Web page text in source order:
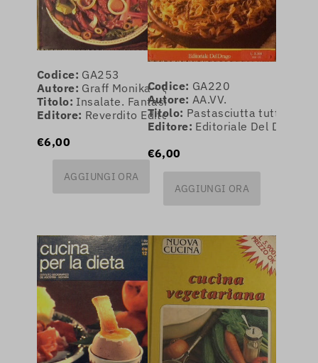
Codice: GA253
Autore: Graff Monika - Querini Dario
Titolo: Insalate. Fantasie in cucina
Editore: Reverdito Editore
€6,00
AGGIUNGI ORA
Codice: GA220
Autore: AA.VV.
Titolo: Pastasciutta tutto
Editore: Editoriale Del Drago
€6,00
AGGIUNGI ORA